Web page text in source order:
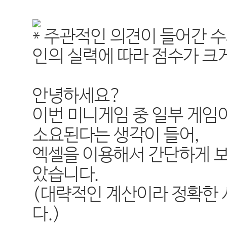
* 주관적인 의견이 들어간
인의 실력에 따라 점수가 크
안녕하세요?
이번 미니게임 중 일부 게임
소요된다는 생각이 들어,
엑셀을 이용해서 간단하게
았습니다.
(대략적인 계산이라 정확한
다.)